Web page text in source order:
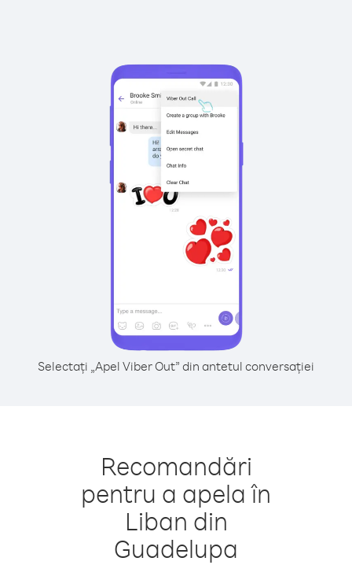
Selectați „Apel Viber Out” din antetul conversației
Recomandări
pentru a apela în
Liban din
Guadelupa